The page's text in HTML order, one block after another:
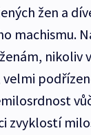
žen a
machismu.
zvyklostí